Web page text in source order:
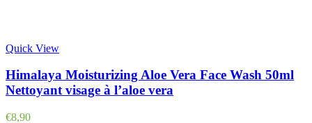
Quick View
Himalaya Moisturizing Aloe Vera Face Wash 50ml
Nettoyant visage à l’aloe vera
€8,90